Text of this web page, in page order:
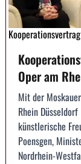
Oper am
Mit der
Rhein
künstlerische
Poensgen,
Nordrhein-